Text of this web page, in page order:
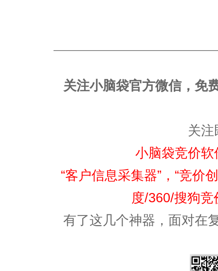
关注小脑袋官方微信，免
关注
小脑袋竞价
“客户信息采集器”，“竞价
度/360/搜狗竞
有了这几个神器，面对在